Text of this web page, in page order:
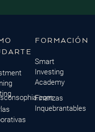
FORMACIÓN
Smart
Investing
Academy
Finanzas
Inquebrantables